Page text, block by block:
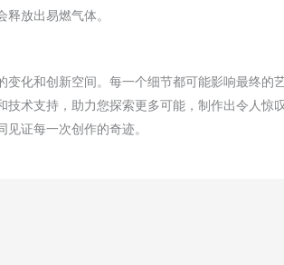
放出易燃气体。
化和创新空间。每一个细节都可能影响最终的
术支持，助力您探索更多可能，制作出令人惊
证每一次创作的奇迹。